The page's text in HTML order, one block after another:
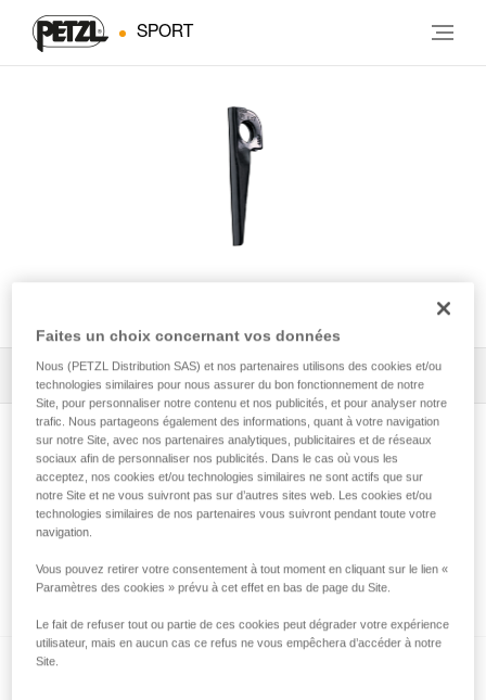
SPORT
Tous les conseils techniques 2 Filtrer
ou mixte.
Faites un choix concernant vos données
Nous (PETZL Distribution SAS) et nos partenaires utilisons des cookies et/ou
technologies similaires pour nous assurer du bon fonctionnement de notre
Site, pour personnaliser notre contenu et nos publicités, et pour analyser notre
trafic. Nous partageons également des informations, quant à votre navigation
sur notre Site, avec nos partenaires analytiques, publicitaires et de réseaux
sociaux afin de personnaliser nos publicités. Dans le cas où vous les
acceptez, nos cookies et/ou technologies similaires ne sont actifs que sur
notre Site et ne vous suivront pas sur d’autres sites web. Les cookies et/ou
technologies similaires de nos partenaires vous suivront pendant toute votre
navigation.
Vous pouvez retirer votre consentement à tout moment en cliquant sur le lien «
Paramètres des cookies » prévu à cet effet en bas de page du Site.
Le fait de refuser tout ou partie de ces cookies peut dégrader votre expérience
utilisateur, mais en aucun cas ce refus ne vous empêchera d’accéder à notre
Site.